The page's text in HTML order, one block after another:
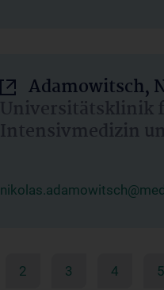
Adamowitsch,
Universitätsklinik
Intensivmedizin
2 3 4 5